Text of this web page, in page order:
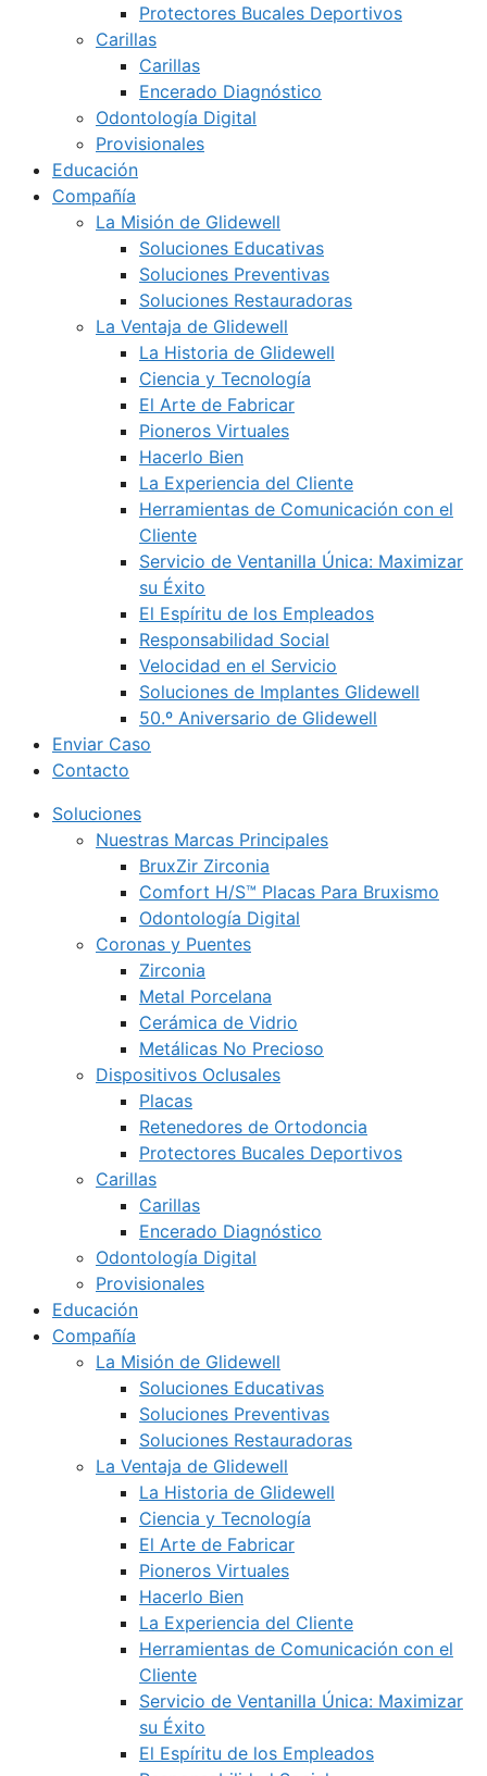
Protectores Bucales Deportivos
Carillas
Carillas
Encerado Diagnóstico
Odontología Digital
Provisionales
Educación
Compañía
La Misión de Glidewell
Soluciones Educativas
Soluciones Preventivas
Soluciones Restauradoras
La Ventaja de Glidewell
La Historia de Glidewell
Ciencia y Tecnología
El Arte de Fabricar
Pioneros Virtuales
Hacerlo Bien
La Experiencia del Cliente
Herramientas de Comunicación con el
Cliente
Servicio de Ventanilla Única: Maximizar
su Éxito
El Espíritu de los Empleados
Responsabilidad Social
Velocidad en el Servicio
Soluciones de Implantes Glidewell
50.º Aniversario de Glidewell
Enviar Caso
Contacto
Soluciones
Nuestras Marcas Principales
BruxZir Zirconia
Comfort H/S™ Placas Para Bruxismo
Odontología Digital
Coronas y Puentes
Zirconia
Metal Porcelana
Cerámica de Vidrio
Metálicas No Precioso
Dispositivos Oclusales
Placas
Retenedores de Ortodoncia
Protectores Bucales Deportivos
Carillas
Carillas
Encerado Diagnóstico
Odontología Digital
Provisionales
Educación
Compañía
La Misión de Glidewell
Soluciones Educativas
Soluciones Preventivas
Soluciones Restauradoras
La Ventaja de Glidewell
La Historia de Glidewell
Ciencia y Tecnología
El Arte de Fabricar
Pioneros Virtuales
Hacerlo Bien
La Experiencia del Cliente
Herramientas de Comunicación con el
Cliente
Servicio de Ventanilla Única: Maximizar
su Éxito
El Espíritu de los Empleados